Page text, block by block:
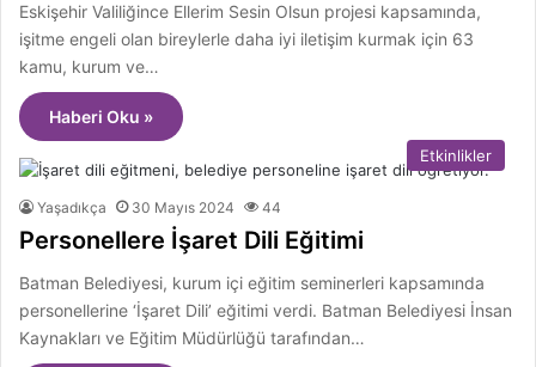
Eskişehir Valiliğince Ellerim Sesin Olsun projesi kapsamında,
işitme engeli olan bireylerle daha iyi iletişim kurmak için 63
kamu, kurum ve…
Haberi Oku »
Etkinlikler
Yaşadıkça 30 Mayıs 2024 44
Personellere İşaret Dili Eğitimi
Batman Belediyesi, kurum içi eğitim seminerleri kapsamında
personellerine ‘İşaret Dili’ eğitimi verdi. Batman Belediyesi İnsan
Kaynakları ve Eğitim Müdürlüğü tarafından…